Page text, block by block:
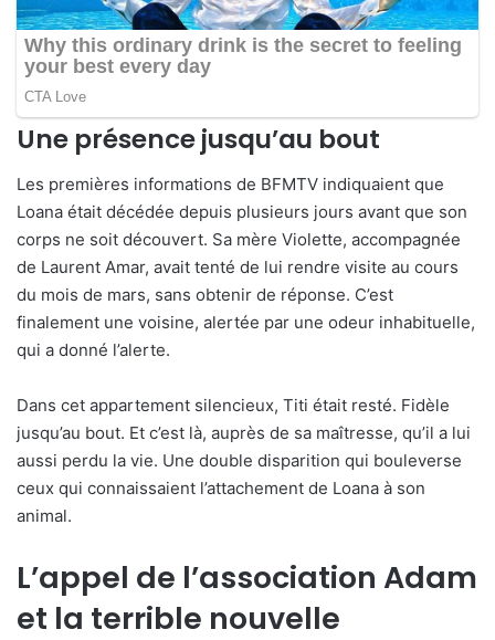
Une présence jusqu’au bout
Les premières informations de BFMTV indiquaient que
Loana était décédée depuis plusieurs jours avant que son
corps ne soit découvert. Sa mère Violette, accompagnée
de Laurent Amar, avait tenté de lui rendre visite au cours
du mois de mars, sans obtenir de réponse. C’est
finalement une voisine, alertée par une odeur inhabituelle,
qui a donné l’alerte.
Dans cet appartement silencieux, Titi était resté. Fidèle
jusqu’au bout. Et c’est là, auprès de sa maîtresse, qu’il a lui
aussi perdu la vie. Une double disparition qui bouleverse
ceux qui connaissaient l’attachement de Loana à son
animal.
L’appel de l’association Adam
et la terrible nouvelle